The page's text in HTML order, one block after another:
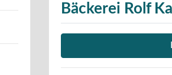
Bäckerei Rolf